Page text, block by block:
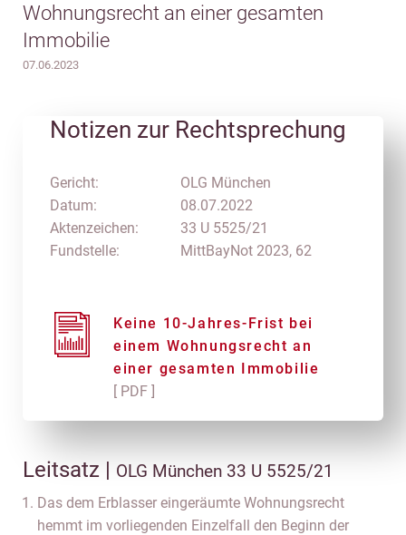
Wohnungsrecht an einer gesamten
Immobilie
07.06.2023
Notizen zur Rechtsprechung
Gericht:
Datum:
Aktenzeichen:
Fundstelle:
OLG München
08.07.2022
33 U 5525/21
MittBayNot 2023, 62
Keine 10-Jahres-Frist bei
einem Wohnungsrecht an
einer gesamten Immobilie
[ PDF ]
Leitsatz | OLG München 33 U 5525/21
Das dem Erblasser eingeräumte Wohnungsrecht
hemmt im vorliegenden Einzelfall den Beginn der